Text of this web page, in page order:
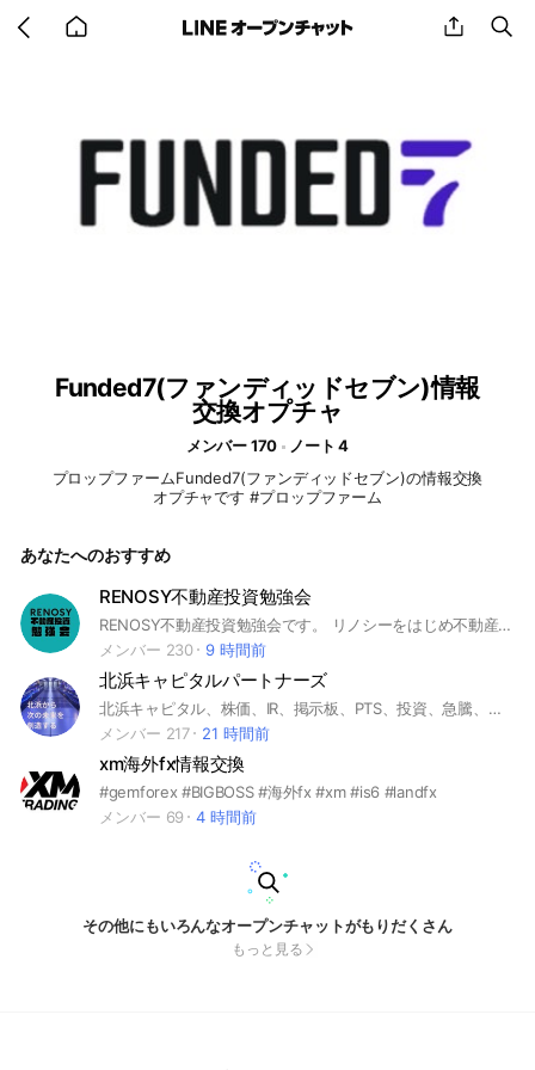
back share
Funded7(ファンディッドセブン)情報
交換オプチャ
メンバー 170
ノート 4
プロップファームFunded7(ファンディッドセブン)の情報交換
オプチャです #プロップファーム
あなたへのおすすめ
RENOSY不動産投資勉強会
RENOSY不動産投資勉強会です。 リノシーをはじめ不動産投資勉強会。失敗しないための秘訣や速報などなどの勉強会です✨
メンバー 230
9 時間前
北浜キャピタルパートナーズ
北浜キャピタル、株価、IR、掲示板、PTS、投資、急騰、グロース株、掲示板、材料、ホルダー
メンバー 217
21 時間前
xm海外fx情報交換
#gemforex #BIGBOSS #海外fx #xm #is6 #landfx
メンバー 69
4 時間前
その他にもいろんなオープンチャットがもりだくさん
もっと見る